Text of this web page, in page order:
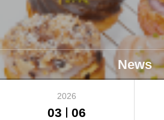
News
2026
03 06